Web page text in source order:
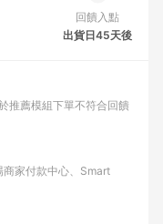
回饋入點
出貨日45天後
推薦模組下單不符合回饋
家付款中心、Smart